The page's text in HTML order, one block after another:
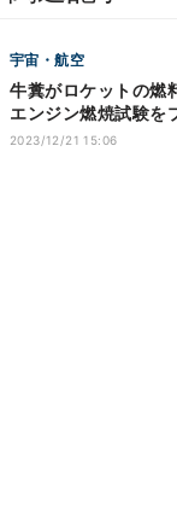
宇宙・航空
牛糞がロケットの
エンジン燃焼試験を
2023/12/21 15:06